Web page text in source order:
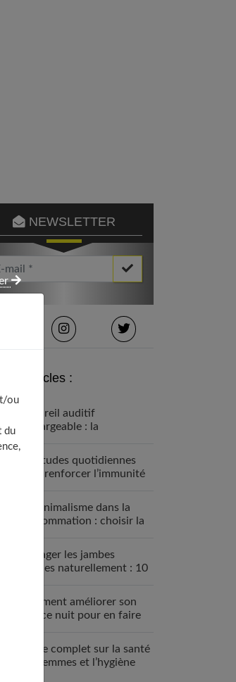
NEWSLETTER
Email *
articles :
Appareil auditif
rechargeable : la
Habitudes quotidiennes
pour renforcer l’immunité
Le minimalisme dans la
consommation : choisir la
Soulager les jambes
lourdes naturellement : 10
Comment améliorer son
espace nuit pour en faire
Guide complet sur la santé
des femmes et l’hygiène
ou
du